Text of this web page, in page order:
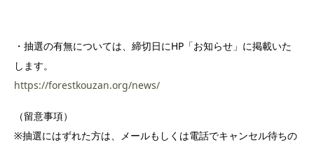
・抽選の有無については、締切日にHP「お知らせ」に掲載いた
します。
https://forestkouzan.org/news/
（留意事項）
※抽選にはずれた方は、メールもしくは電話でキャンセル待ちの